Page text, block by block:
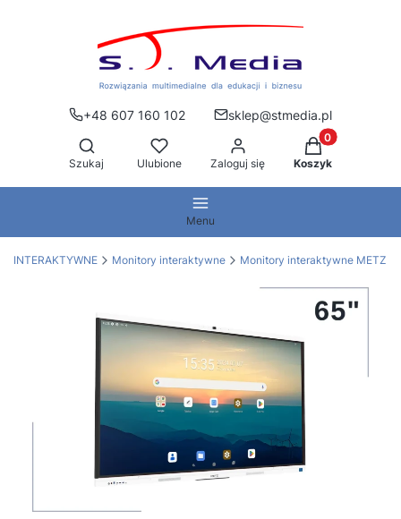
+48 607 160 102
sklep@stmedia.pl
Otwórz wyszukiwarkę
Szukaj Ulubione Zaloguj się
Produkty w
Koszyk
Menu
INTERAKTYWNE Monitory interaktywne Monitory interaktywne METZ